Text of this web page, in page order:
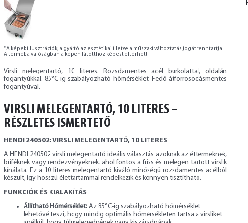
*A képek illusztrációk, a gyártó az esztétikai illetve a műszaki változtatás jogát fenntartja!
A termék a valóságban a képen látotthoz képest eltérhet!
Virsli melegentartó, 10 literes. Rozsdamentes acél burkolattal, oldalán
fogantyúkkal. 85°C-ig szabályozható hőmérséklet. Fedő átforrosodásmentes
fogantyúval.
VIRSLI MELEGENTARTÓ, 10 LITERES –
RÉSZLETES ISMERTETŐ
HENDI 240502: VIRSLI MELEGENTARTÓ, 10 LITERES
A HENDI 240502 virsli melegentartó ideális választás azoknak az éttermeknek,
büféknek vagy rendezvényeknek, ahol fontos a friss és melegen tartott virslik
kínálata. Ez a 10 literes melegentartó kiváló minőségű rozsdamentes acélból
készült, így hosszú élettartammal rendelkezik és könnyen tisztítható.
FUNKCIÓK ÉS KIALAKÍTÁS
Állítható Hőmérséklet: Az 85°C-ig szabályozható hőmérséklet
lehetővé teszi, hogy mindig optimális hőmérsékleten tartsa a virsliket